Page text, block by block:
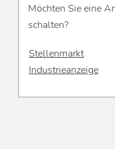
Möchten Sie eine
schalten?
Stellenmarkt
Industrieanzeige